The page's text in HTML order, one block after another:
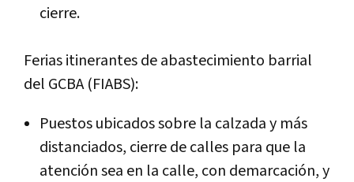
cierre.
Ferias itinerantes de abastecimiento barrial
del GCBA (FIABS):
Puestos ubicados sobre la calzada y más
distanciados, cierre de calles para que la
atención sea en la calle, con demarcación, y